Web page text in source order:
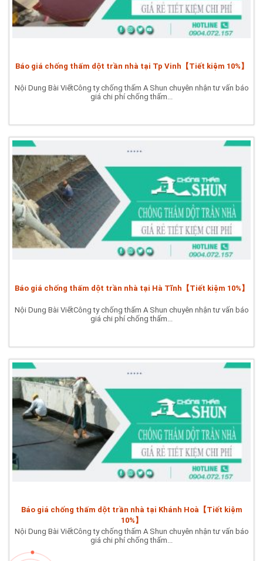
Báo giá chống thấm dột trần nhà tại Tp Vinh【Tiết kiệm 10%】
Nội Dung Bài ViếtCông ty chống thấm A Shun chuyên nhận tư vấn báo
giá chi phí chống thấm...
Báo giá chống thấm dột trần nhà tại Hà Tĩnh【Tiết kiệm 10%】
Nội Dung Bài ViếtCông ty chống thấm A Shun chuyên nhận tư vấn báo
giá chi phí chống thấm...
Báo giá chống thấm dột trần nhà tại Khánh Hoà【Tiết kiệm
10%】
Nội Dung Bài ViếtCông ty chống thấm A Shun chuyên nhận tư vấn báo
giá chi phí chống thấm...